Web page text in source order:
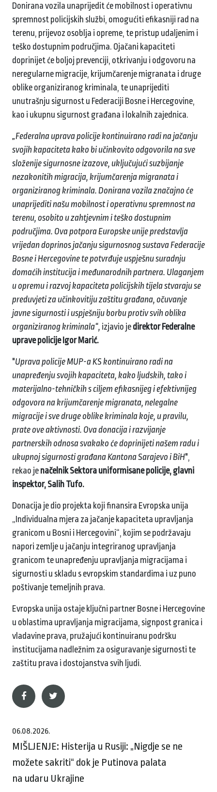
Donirana vozila unaprijedit će mobilnost i operativnu
spremnost policijskih službi, omogućiti efikasniji rad na
terenu, prijevoz osoblja i opreme, te pristup udaljenim i
teško dostupnim područjima. Ojačani kapaciteti
doprinijet će boljoj prevenciji, otkrivanju i odgovoru na
neregularne migracije, krijumčarenje migranata i druge
oblike organiziranog kriminala, te unaprijediti
unutrašnju sigurnost u Federaciji Bosne i Hercegovine,
kao i ukupnu sigurnost građana i lokalnih zajednica.
„Federalna uprava policije kontinuirano radi na jačanju
svojih kapaciteta kako bi učinkovito odgovorila na sve
složenije sigurnosne izazove, uključujući suzbijanje
nezakonitih migracija, krijumčarenja migranata i
organiziranog kriminala. Donirana vozila značajno će
unaprijediti našu mobilnost i operativnu spremnost na
terenu, osobito u zahtjevnim i teško dostupnim
područjima. Ova potpora Europske unije predstavlja
vrijedan doprinos jačanju sigurnosnog sustava Federacije
Bosne i Hercegovine te potvrđuje uspješnu suradnju
domaćih institucija i međunarodnih partnera. Ulaganjem
u opremu i razvoj kapaciteta policijskih tijela stvaraju se
preduvjeti za učinkovitiju zaštitu građana, očuvanje
javne sigurnosti i uspješniju borbu protiv svih oblika
organiziranog kriminala“, izjavio je direktor Federalne
uprave policije Igor Marić.
"Uprava policije MUP-a KS kontinuirano radi na
unapređenju svojih kapaciteta, kako ljudskih, tako i
materijalno-tehničkih s ciljem efikasnijeg i efektivnijeg
odgovora na krijumčarenje migranata, nelegalne
migracije i sve druge oblike kriminala koje, u pravilu,
prate ove aktivnosti. Ova donacija i razvijanje
partnerskih odnosa svakako će doprinijeti našem radu i
ukupnoj sigurnosti građana Kantona Sarajevo i BiH",
rekao je načelnik Sektora uniformisane policije, glavni
inspektor, Salih Tufo.
Donacija je dio projekta koji finansira Evropska unija
„Individualna mjera za jačanje kapaciteta upravljanja
granicom u Bosni i Hercegovini“, kojim se podržavaju
napori zemlje u jačanju integriranog upravljanja
granicom te unapređenju upravljanja migracijama i
sigurnosti u skladu s evropskim standardima i uz puno
poštivanje temeljnih prava.
Evropska unija ostaje ključni partner Bosne i Hercegovine
u oblastima upravljanja migracijama, signpost granica i
vladavine prava, pružajući kontinuiranu podršku
institucijama nadležnim za osiguravanje sigurnosti te
zaštitu prava i dostojanstva svih ljudi.
06.08.2026.
MIŠLJENJE: Histerija u Rusiji: „Nigdje se ne
možete sakriti“ dok je Putinova palata
na udaru Ukrajine